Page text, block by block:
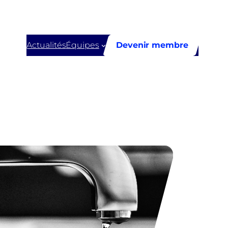
ActualitésÉquipes Devenir membre